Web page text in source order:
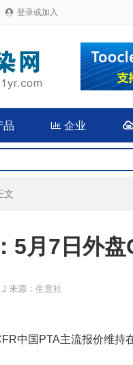
 登录或加入
 企业 
文
5月7日外
来源：生意社
中国PTA主流报价维持